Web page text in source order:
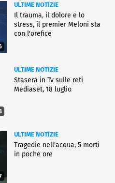
ULTIME NOTIZIE
Il trauma, il dolore e lo
stress, il premier Meloni sta
con l'orefice
ULTIME NOTIZIE
Stasera in Tv sulle reti
Mediaset, 18 luglio
ULTIME NOTIZIE
Tragedie nell'acqua, 5 morti
in poche ore